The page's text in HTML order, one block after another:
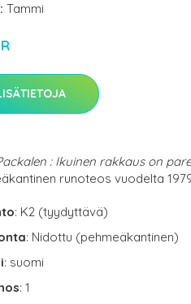
Tammi
: Ikuinen rakkaus on
runoteos vuodelta
: K2 (tyydyttävä)
: Nidottu (pehmeäkantinen)
: suomi
: 1